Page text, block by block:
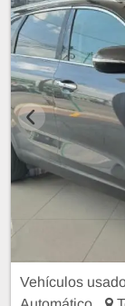
Vehículos